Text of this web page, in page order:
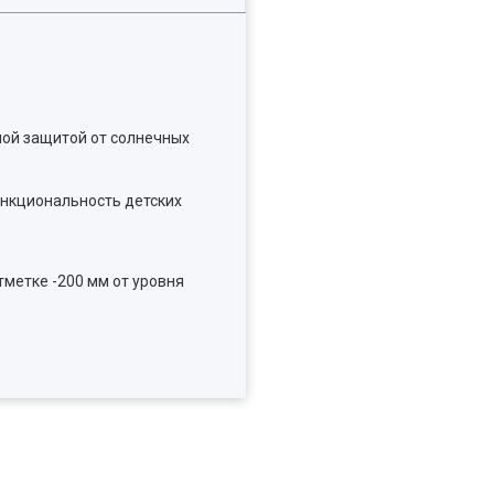
защитой от солнечных
детских
-200 мм от уровня